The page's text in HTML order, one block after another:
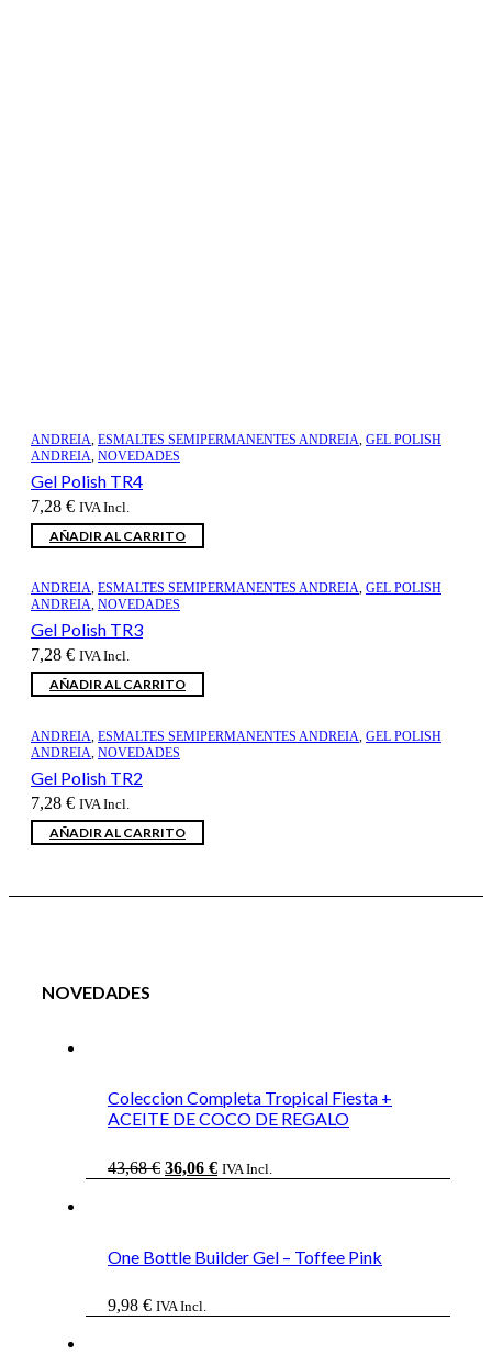
ANDREIA, ESMALTES SEMIPERMANENTES ANDREIA, GEL POLISH
ANDREIA, NOVEDADES
Gel Polish TR4
7,28 € IVA Incl.
AÑADIR AL CARRITO
ANDREIA, ESMALTES SEMIPERMANENTES ANDREIA, GEL POLISH
ANDREIA, NOVEDADES
Gel Polish TR3
7,28 € IVA Incl.
AÑADIR AL CARRITO
ANDREIA, ESMALTES SEMIPERMANENTES ANDREIA, GEL POLISH
ANDREIA, NOVEDADES
Gel Polish TR2
7,28 € IVA Incl.
AÑADIR AL CARRITO
NOVEDADES
Coleccion Completa Tropical Fiesta +
ACEITE DE COCO DE REGALO
43,68€ El
36,06 €ElIVA Incl.
One Bottle Builder Gel – Toffee Pink
9,98 € IVA Incl.